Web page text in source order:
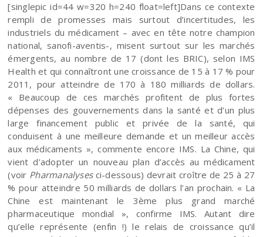
[singlepic id=44 w=320 h=240 float=left]Dans ce contexte
rempli de promesses mais surtout d’incertitudes, les
industriels du médicament – avec en tête notre champion
national, sanofi-aventis-, misent surtout sur les marchés
émergents, au nombre de 17 (dont les BRIC), selon IMS
Health et qui connaîtront une croissance de 15 à 17 % pour
2011, pour atteindre de 170 à 180 milliards de dollars.
« Beaucoup de ces marchés profitent de plus fortes
dépenses des gouvernements dans la santé et d’un plus
large financement public et privée de la santé, qui
conduisent à une meilleure demande et un meilleur accès
aux médicaments », commente encore IMS. La Chine, qui
vient d’adopter un nouveau plan d’accès au médicament
(voir Pharmanalysesci-dessous) devrait croître de 25 à 27
% pour atteindre 50 milliards de dollars l’an prochain. « La
Chine est maintenant le 3ème plus grand marché
pharmaceutique mondial », confirme IMS. Autant dire
qu’elle représente (enfin !) le relais de croissance qu’il